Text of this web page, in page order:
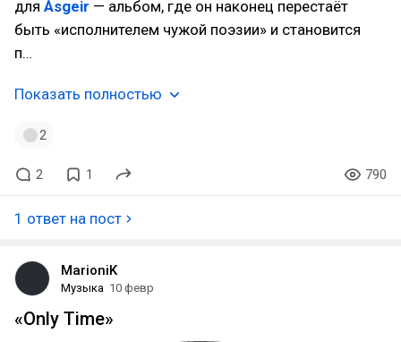
для Ásgeir — альбом, где он наконец перестаёт
быть «исполнителем чужой поэзии» и становится
п…
Показать полностью
2
2 1 790
1 ответ на пост
MarioniK
Музыка 10 февр
«Only Time»